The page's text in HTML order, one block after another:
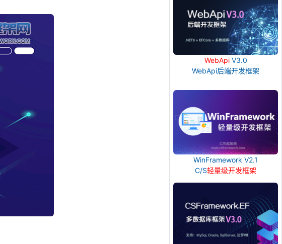
WebApiV3.0
WebApi后端开发框架
WinFramework V2.1
C/S轻量级开发框架